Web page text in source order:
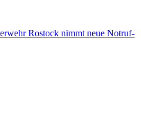
Rostock nimmt neue Notruf-